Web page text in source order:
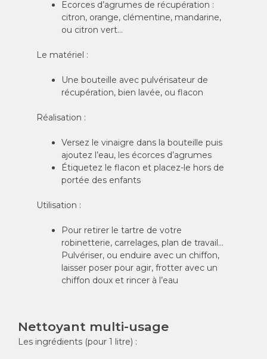
Ecorces d’agrumes de récupération :
citron, orange, clémentine, mandarine,
ou citron vert…
Le matériel :
Une bouteille avec pulvérisateur de
récupération, bien lavée, ou flacon
Réalisation :
Versez le vinaigre dans la bouteille puis
ajoutez l’eau, les écorces d’agrumes
Étiquetez le flacon et placez-le hors de
portée des enfants
Utilisation :
Pour retirer le tartre de votre
robinetterie, carrelages, plan de travail…
Pulvériser, ou enduire avec un chiffon,
laisser poser pour agir, frotter avec un
chiffon doux et rincer à l’eau
Nettoyant multi-usage
Les ingrédients (pour 1 litre) :